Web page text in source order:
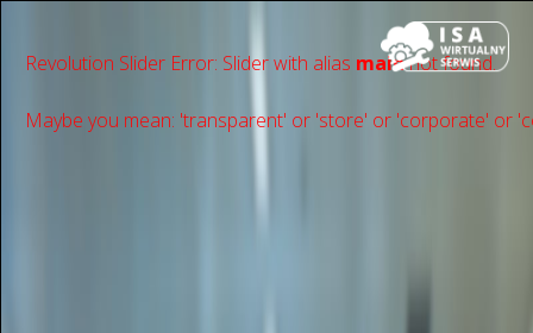
Revolution Slider Error: Slider with alias mainnot found.
Maybe you mean: 'transparent' or 'store' or 'сorporate' or